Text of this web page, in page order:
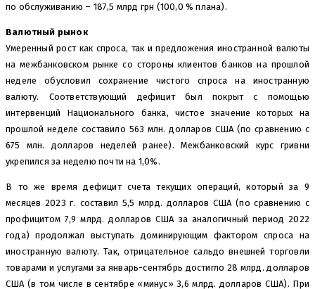
по обслуживанию – 187,5 млрд грн (100,0 % плана).
Валютный рынок
Умеренный рост как спроса, так и предложения иностранной валюты
на межбанковском рынке со стороны клиентов банков на прошлой
неделе обусловил сохранение чистого спроса на иностранную
валюту. Соответствующий дефицит был покрыт с помощью
интервенций Национального банка, чистое значение которых на
прошлой неделе составило 563 млн. долларов США (по сравнению с
675 млн. долларов неделей ранее). Межбанковский курс гривни
укрепился за неделю почти на 1,0%.
В то же время дефицит счета текущих операций, который за 9
месяцев 2023 г. составил 5,5 млрд. долларов США (по сравнению с
профицитом 7,9 млрд. долларов США за аналогичный период 2022
года) продолжал выступать доминирующим фактором спроса на
иностранную валюту. Так, отрицательное сальдо внешней торговли
товарами и услугами за январь-сентябрь достигло 28 млрд. долларов
США (в том числе в сентябре «минус» 3,6 млрд. долларов США). При